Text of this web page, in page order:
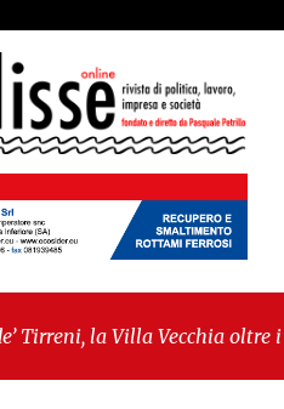
la Villa Vecchia oltre i